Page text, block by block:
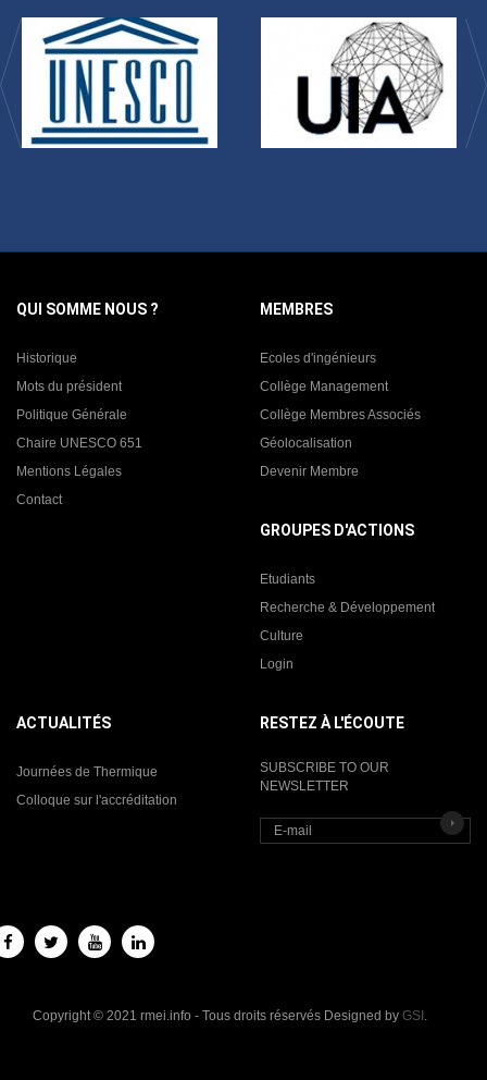
QUI SOMME NOUS ?
Historique
Mots du président
Politique Générale
Chaire UNESCO 651
Mentions Légales
Contact
MEMBRES
Ecoles d'ingénieurs
Collège Management
Collège Membres Associés
Géolocalisation
Devenir Membre
GROUPES D'ACTIONS
Etudiants
Recherche & Développement
Culture
Login
ACTUALITÉS
Journées de Thermique
Colloque sur l'accréditation
RESTEZ À L'ÉCOUTE
SUBSCRIBE TO OUR
NEWSLETTER
Copyright © 2021 rmei.info - Tous droits réservés Designed by GSI .